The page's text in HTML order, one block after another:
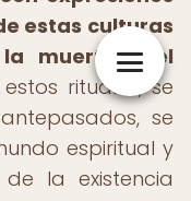
estas culturas
muerte y el
rituales, se
se
espiritual y
la existencia